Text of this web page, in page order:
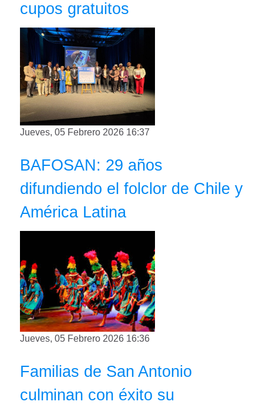
cupos gratuitos
Jueves, 05 Febrero 2026 16:37
BAFOSAN: 29 años
difundiendo el folclor de Chile y
América Latina
Jueves, 05 Febrero 2026 16:36
Familias de San Antonio
culminan con éxito su